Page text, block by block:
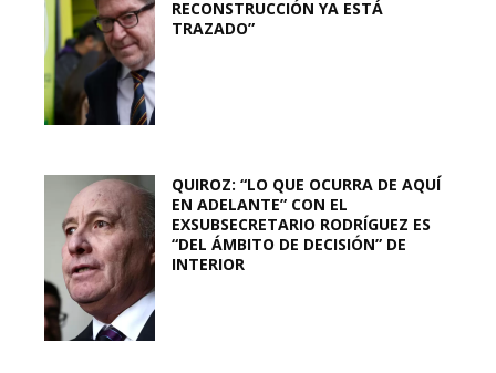
RECONSTRUCCIÓN YA ESTÁ
TRAZADO”
QUIROZ: “LO QUE OCURRA DE AQUÍ
EN ADELANTE” CON EL
EXSUBSECRETARIO RODRÍGUEZ ES
“DEL ÁMBITO DE DECISIÓN” DE
INTERIOR